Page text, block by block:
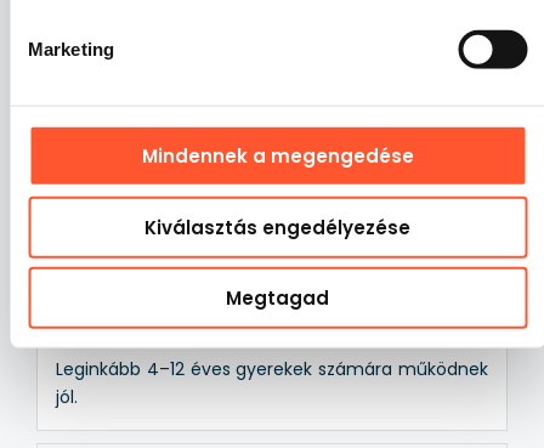
Marketing
Mindennek a megengedése
Kiválasztás engedélyezése
Megtagad
magassága.
Mennyi helyet kell hagyni a légvár körül?
Javasoljuk, hogy az attrakció minden oldalán
Milyen korosztály számára alkalmasak a
Leginkább 4–12 éves gyerekek számára működnek
jól.